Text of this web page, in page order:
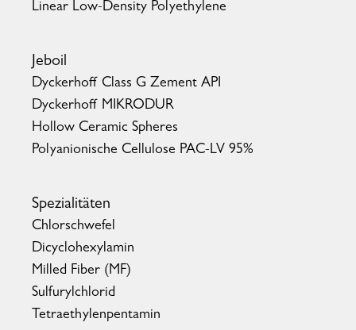
Linear Low-Density Polyethylene
Jeboil
Dyckerhoff Class G Zement API
Dyckerhoff MIKRODUR
Hollow Ceramic Spheres
Polyanionische Cellulose PAC-LV 95%
Spezialitäten
Chlorschwefel
Dicyclohexylamin
Milled Fiber (MF)
Sulfurylchlorid
Tetraethylenpentamin